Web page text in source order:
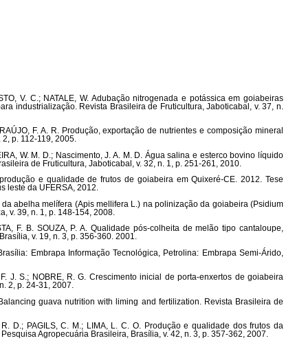
V. C.; NATALE, W. Adubação nitrogenada e potássica em goiabeiras
industrialização. Revista Brasileira de Fruticultura, Jaboticabal, v. 37, n.
F. A. R. Produção, exportação de nutrientes e composição mineral
p. 112-119, 2005.
W. M. D.; Nascimento, J. A. M. D. Água salina e esterco bovino líquido
de Fruticultura, Jaboticabal, v. 32, n. 1, p. 251-261, 2010.
e qualidade de frutos de goiabeira em Quixeré-CE. 2012. Tese
leste da UFERSA, 2012.
da abelha melífera (Apis mellifera L.) na polinização da goiabeira (Psidium
v. 39, n. 1, p. 148-154, 2008.
F. B. SOUZA, P. A. Qualidade pós-colheita de melão tipo cantaloupe,
v. 19, n. 3, p. 356-360. 2001.
Embrapa Informação Tecnológica, Petrolina: Embrapa Semi-Árido,
J. S.; NOBRE, R. G. Crescimento inicial de porta-enxertos de goiabeira
2, p. 24-31, 2007.
guava nutrition with liming and fertilization. Revista Brasileira de
D.; PAGILS, C. M.; LIMA, L. C. O. Produção e qualidade dos frutos da
Agropecuária Brasileira, Brasília, v. 42, n. 3, p. 357-362, 2007.